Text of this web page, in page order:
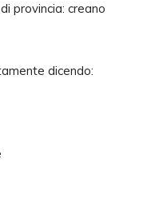
provincia: creano
dicendo: